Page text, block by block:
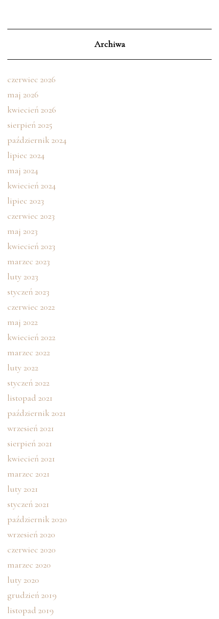
Archiwa
czerwiec 2026
maj 2026
kwiecień 2026
sierpień 2025
październik 2024
lipiec 2024
maj 2024
kwiecień 2024
lipiec 2023
czerwiec 2023
maj 2023
kwiecień 2023
marzec 2023
luty 2023
styczeń 2023
czerwiec 2022
maj 2022
kwiecień 2022
marzec 2022
luty 2022
styczeń 2022
listopad 2021
październik 2021
wrzesień 2021
sierpień 2021
kwiecień 2021
marzec 2021
luty 2021
styczeń 2021
październik 2020
wrzesień 2020
czerwiec 2020
marzec 2020
luty 2020
grudzień 2019
listopad 2019